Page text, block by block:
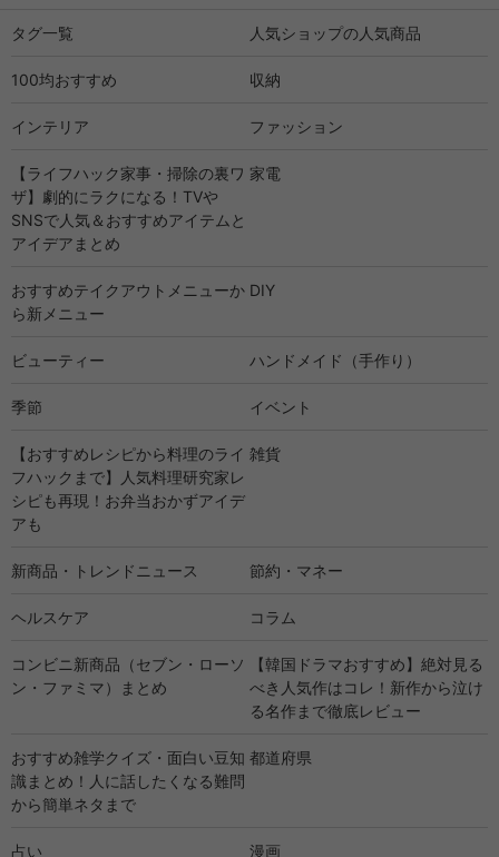
タグ一覧 人気ショップの人気商品
100均おすすめ 収納
インテリア ファッション
【ライフハック家事・掃除の裏ワ
ザ】劇的にラクになる！TVや
SNSで人気＆おすすめアイテムと
アイデアまとめ
家電
おすすめテイクアウトメニューか
ら新メニュー
DIY
ビューティー ハンドメイド（手作り）
季節 イベント
【おすすめレシピから料理のライ
フハックまで】人気料理研究家レ
シピも再現！お弁当おかずアイデ
アも
雑貨
新商品・トレンドニュース 節約・マネー
ヘルスケア コラム
コンビニ新商品（セブン・ローソ
ン・ファミマ）まとめ
【韓国ドラマおすすめ】絶対見る
べき人気作はコレ！新作から泣け
る名作まで徹底レビュー
おすすめ雑学クイズ・面白い豆知
識まとめ！人に話したくなる難問
から簡単ネタまで
都道府県
占い 漫画